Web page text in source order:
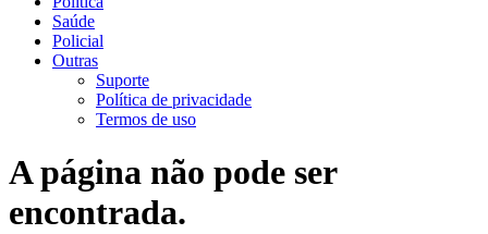
Saúde
Policial
Outras
Suporte
Política de privacidade
Termos de uso
A página não pode ser
encontrada.